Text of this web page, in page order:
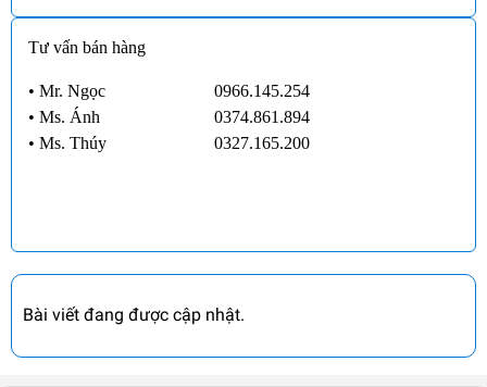
Tư vấn bán hàng
• Mr. Ngọc
0966.145.254
• Ms. Ánh
0374.861.894
• Ms. Thúy 0327.165.200
Bài viết đang được cập nhật.